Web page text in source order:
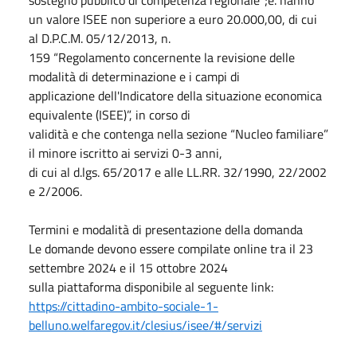
un valore ISEE non superiore a euro 20.000,00, di cui
al D.P.C.M. 05/12/2013, n.
159 “Regolamento concernente la revisione delle
modalità di determinazione e i campi di
applicazione dell'Indicatore della situazione economica
equivalente (ISEE)”, in corso di
validità e che contenga nella sezione “Nucleo familiare”
il minore iscritto ai servizi 0-3 anni,
di cui al d.lgs. 65/2017 e alle LL.RR. 32/1990, 22/2002
e 2/2006.
Termini e modalità di presentazione della domanda
Le domande devono essere compilate online tra il 23
settembre 2024 e il 15 ottobre 2024
sulla piattaforma disponibile al seguente link:
https://cittadino-ambito-sociale-1-
belluno.welfaregov.it/clesius/isee/#/servizi